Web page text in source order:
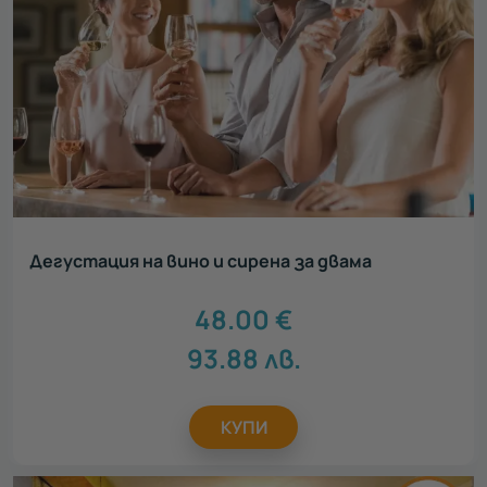
Регион
Всички
Бургас
Пловдив
5
София
10
Благоевград
1
Русе
Всички
Дегустация на вино и сирена за двама
48.00 €
93.88 лв.
КУПИ